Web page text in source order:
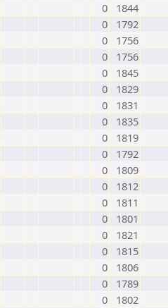
0
1844
0
1792
0
1756
0
1756
0
1845
0
1829
0
1831
0
1835
0
1819
0
1792
0
1809
0
1812
0
1811
0
1801
0
1821
0
1815
0
1806
0
1789
0
1802